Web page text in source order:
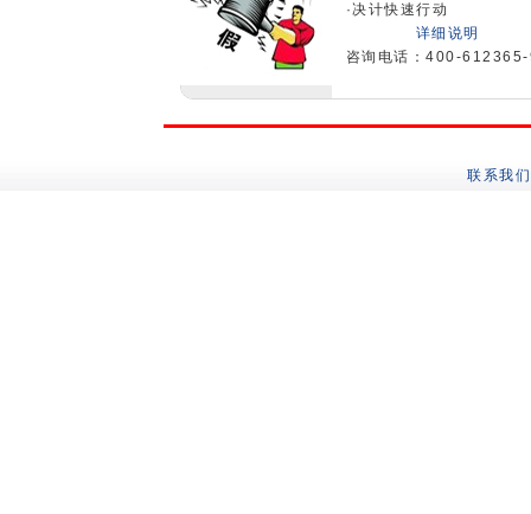
·决计快速行动
详细说明
咨询电话：400-
联系我们